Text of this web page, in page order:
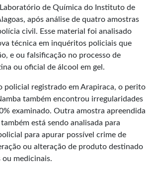
de Química do Instituto de
após análise de quatro amostras
civil. Esse material foi analisado
técnica em inquéritos policiais que
e ou falsificação no processo de
ou oficial de álcool em gel.
policial registrado em Arapiraca, o perito
também encontrou irregularidades
examinado. Outra amostra apreendida
está sendo analisada para
para apurar possível crime de
ou alteração de produto destinado
medicinais.